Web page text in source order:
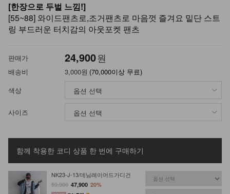
[한장으로 두벌 느낌!]
[55~88] 와이드팬츠로,조거팬츠로 마음껏 즐겨요 밑단 스트
링 부드러운 터치감의 아웃포켓 팬츠
판매가 24,900원
배송비 3,000원 (70,000이상 무료)
색상
사이즈
함께 착용한 코디 상품 한 번에 구매하기
NK23-J-13/데님레이어드가디건
59,900 47,900 20%